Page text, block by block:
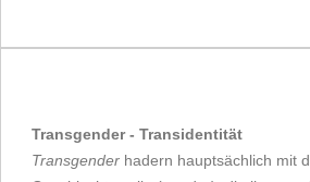
Transgender - Transidentität
Transgender hadern hauptsächlich mit